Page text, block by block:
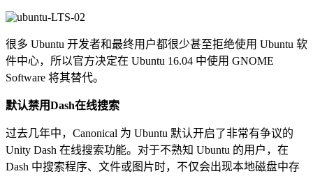
很多 Ubuntu 开发者和最终用户都很少甚至拒绝使用 Ubuntu 软
件中心，所以官方决定在 Ubuntu 16.04 中使用 GNOME
Software 将其替代。
默认禁用Dash在线搜索
过去几年中，Canonical 为 Ubuntu 默认开启了非常有争议的
Unity Dash 在线搜索功能。对于不熟知 Ubuntu 的用户，在
Dash 中搜索程序、文件或图片时，不仅会出现本地磁盘中存